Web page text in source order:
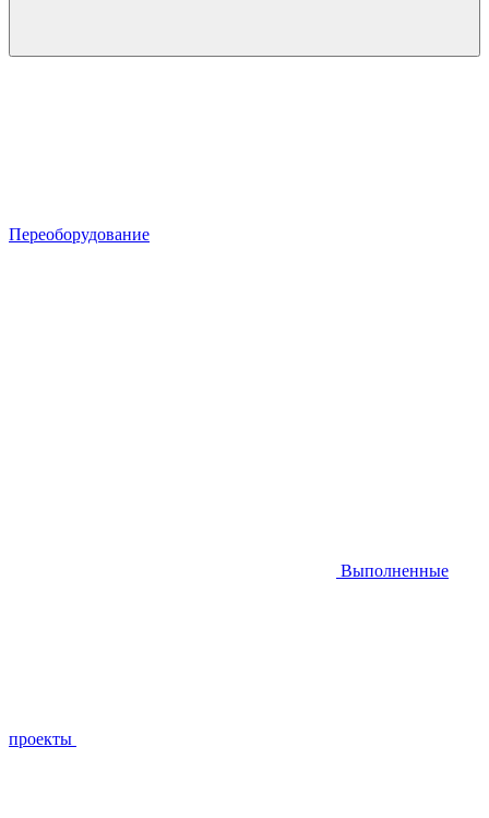
Переоборудование
Выполненные
проекты